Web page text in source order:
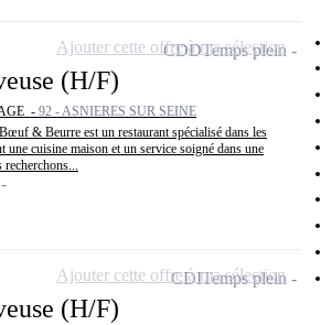
(H/F)
- 92 - ASNIERES SUR SEINE
& Beurre est un restaurant spécialisé dans les
une cuisine maison et un service soigné dans une
recherchons...
CDDTemps plein
Ajouter cette offre à ma sélection
(H/F)
CDITemps plein
Ajouter cette offre à ma sélection